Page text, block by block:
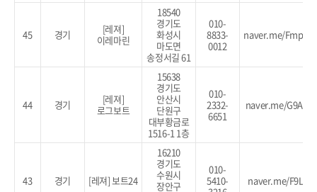
45 경기
[레져]
이레마린
18540
경기도
화성시
마도면
송정서길 61
010-
8833-
0012
naver.me/
44 경기
[레져]
로그보트
15638
경기도
안산시
단원구
대부황금로
1516-1 1층
010-
2332-
6651
naver.me/
43 경기 [레져] 보트24
16210
경기도
수원시
장안구
010-
5410-
naver.me/